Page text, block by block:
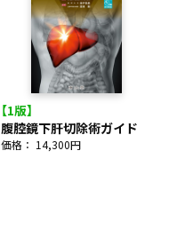
【1版】
腹腔鏡下肝切除術ガイド
価格： 14,300円